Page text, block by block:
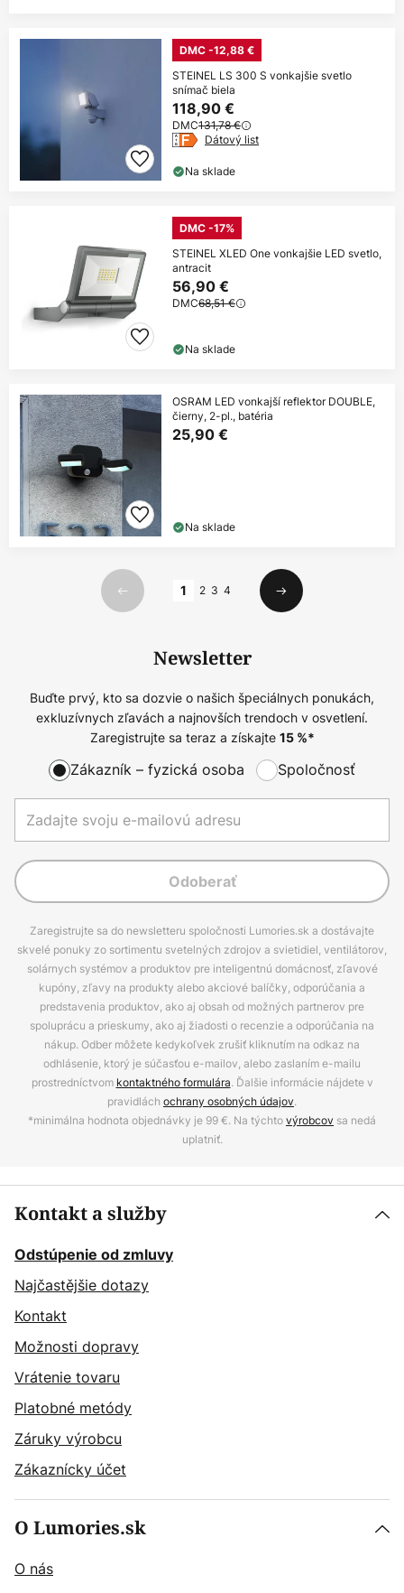
DMC -12,88 €
STEINEL LS 300 S vonkajšie svetlo
snímač biela
118,90 €
DMC131,78 €
Dátový list
Na sklade
DMC -17%
STEINEL XLED One vonkajšie LED svetlo,
antracit
56,90 €
DMC68,51 €
Na sklade
OSRAM LED vonkajší reflektor DOUBLE,
čierny, 2-pl., batéria
25,90 €
Na sklade
Predchádzajúci
1 2 3 4
Ďalší
Newsletter
Buďte prvý, kto sa dozvie o našich špeciálnych ponukách,
exkluzívnych zľavách a najnovších trendoch v osvetlení.
Zaregistrujte sa teraz a získajte 15%*
Zákazník – fyzická osoba Spoločnosť
Odoberať
Zaregistrujte sa do newsletteru spoločnosti Lumories.sk a dostávajte
skvelé ponuky zo sortimentu svetelných zdrojov a svietidiel, ventilátorov,
solárnych systémov a produktov pre inteligentnú domácnosť, zľavové
kupóny, zľavy na produkty alebo akciové balíčky, odporúčania a
predstavenia produktov, ako aj obsah od možných partnerov pre
spoluprácu a prieskumy, ako aj žiadosti o recenzie a odporúčania na
nákup. Odber môžete kedykoľvek zrušiť kliknutím na odkaz na
odhlásenie, ktorý je súčasťou e-mailov, alebo zaslaním e-mailu
prostredníctvom kontaktného formulára. Ďalšie informácie nájdete v
pravidlách ochrany osobných údajov.
*minimálna hodnota objednávky je 99 €. Na týchtovýrobcov sa nedá
uplatniť.
Kontakt a služby
Odstúpenie od zmluvy
Najčastějšie dotazy
Kontakt
Možnosti dopravy
Vrátenie tovaru
Platobné metódy
Záruky výrobcu
Zákaznícky účet
O Lumories.sk
O nás